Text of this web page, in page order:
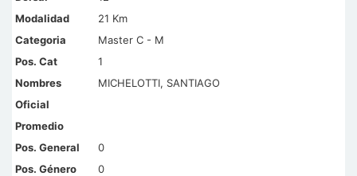
21 Km
Master C - M
1
MICHELOTTI, SANTIAGO
0
0